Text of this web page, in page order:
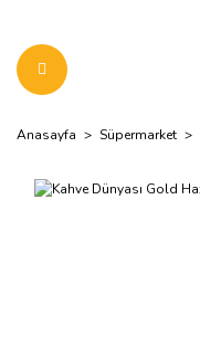
Anasayfa Süpermarket